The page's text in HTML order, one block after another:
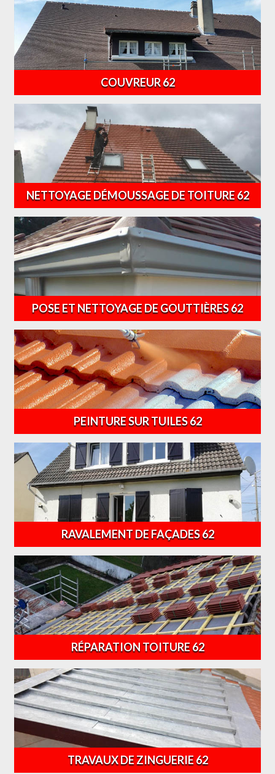
COUVREUR 62
NETTOYAGE DÉMOUSSAGE DE TOITURE 62
POSE ET NETTOYAGE DE GOUTTIÈRES 62
PEINTURE SUR TUILES 62
RAVALEMENT DE FAÇADES 62
RÉPARATION TOITURE 62
TRAVAUX DE ZINGUERIE 62